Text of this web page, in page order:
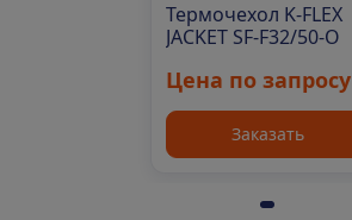
Термочехол K-FLEX
JACKET SF-F32/50-O
Цена по запросу
Заказать